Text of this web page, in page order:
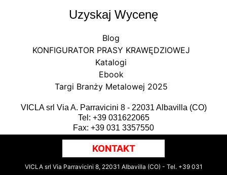
Uzyskaj Wycenę
Blog
KONFIGURATOR PRASY KRAWĘDZIOWEJ
Katalogi
Ebook
Targi Branży Metalowej 2025
VICLA srl Via A. Parravicini 8 - 22031 Albavilla (CO)
Tel: +39 031622065
Fax: +39 031 3357550
Email:info@vicla.eu
P. IVA 03147300135
Privacy Policy | Cookie Policy
KONTAKT
VICLA srl Via Parravicini 8, 22031 Albavilla (CO) - Tel. +39 031